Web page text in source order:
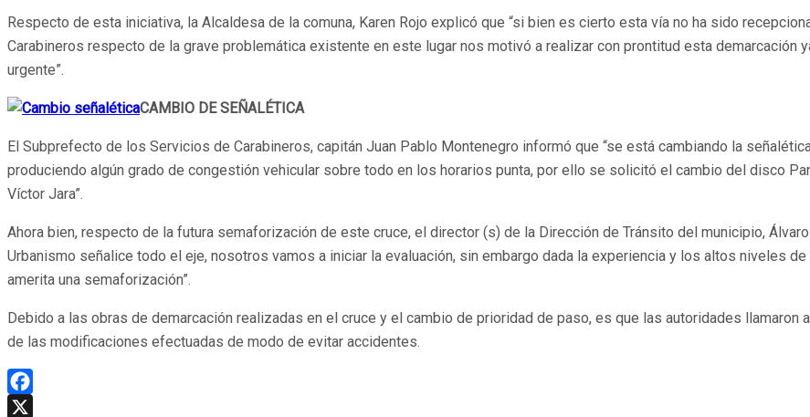
Respecto de esta iniciativa, la Alcaldesa de la comuna, Karen Rojo explicó que “si bien es cierto esta vía no ha sido
Carabineros respecto de la grave problemática existente en este lugar nos motivó a realizar con prontitud esta demarcación
urgente”.
CAMBIO DE SEÑALÉTICA
El Subprefecto de los Servicios de Carabineros, capitán Juan Pablo Montenegro informó que “se está cambiando la
produciendo algún grado de congestión vehicular sobre todo en los horarios punta, por ello se solicitó el cambio del disco
Víctor Jara”.
Ahora bien, respecto de la futura semaforización de este cruce, el director (s) de la Dirección de Tránsito del municipio,
Urbanismo señalice todo el eje, nosotros vamos a iniciar la evaluación, sin embargo dada la experiencia y los altos niveles
amerita una semaforización”.
Debido a las obras de demarcación realizadas en el cruce y el cambio de prioridad de paso, es que las autoridades
de las modificaciones efectuadas de modo de evitar accidentes.
Facebook